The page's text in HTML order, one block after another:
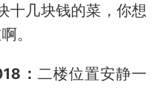
十几块钱的菜，你想
。
： 二楼位置安静一